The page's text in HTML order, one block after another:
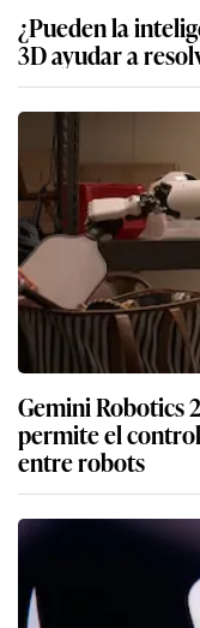
¿Pueden la
3D ayudar a
Gemini Robotics
permite el
entre robots